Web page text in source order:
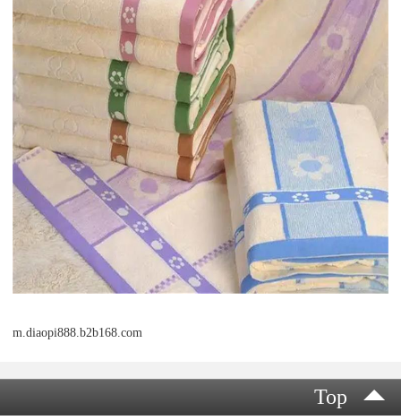
m.diaopi888.b2b168.com
Top